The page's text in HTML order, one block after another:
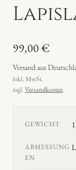
99,00€
Versand aus
inkl. MwSt.
zzgl. Versandkosten
GEWICHT
ABMESSUNG
EN